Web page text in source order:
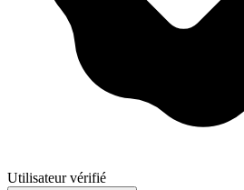
Utilisateur vérifié